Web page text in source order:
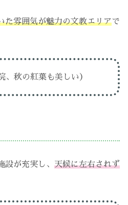
た雰囲気が魅力の文教エリアで
、秋の紅葉も美しい）
設が充実し、 天候に左右されず